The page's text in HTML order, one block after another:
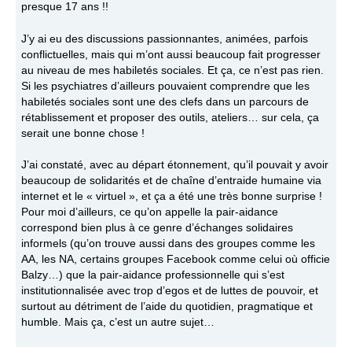
presque 17 ans !!
J’y ai eu des discussions passionnantes, animées, parfois
conflictuelles, mais qui m’ont aussi beaucoup fait progresser
au niveau de mes habiletés sociales. Et ça, ce n’est pas rien.
Si les psychiatres d’ailleurs pouvaient comprendre que les
habiletés sociales sont une des clefs dans un parcours de
rétablissement et proposer des outils, ateliers… sur cela, ça
serait une bonne chose !
J’ai constaté, avec au départ étonnement, qu’il pouvait y avoir
beaucoup de solidarités et de chaîne d’entraide humaine via
internet et le « virtuel », et ça a été une très bonne surprise !
Pour moi d’ailleurs, ce qu’on appelle la pair-aidance
correspond bien plus à ce genre d’échanges solidaires
informels (qu’on trouve aussi dans des groupes comme les
AA, les NA, certains groupes Facebook comme celui où officie
Balzy…) que la pair-aidance professionnelle qui s’est
institutionnalisée avec trop d’egos et de luttes de pouvoir, et
surtout au détriment de l’aide du quotidien, pragmatique et
humble. Mais ça, c’est un autre sujet…